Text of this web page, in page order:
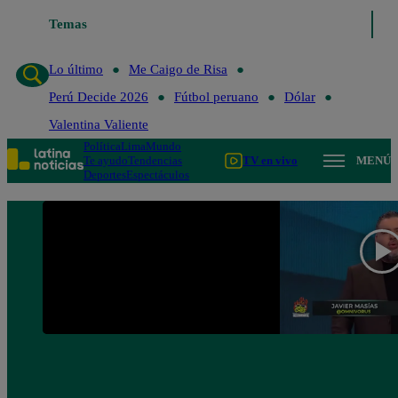
Temas
Lo último
Me Caigo de Risa
Perú Decide 2026
Fútbol peruano
Dólar
Valentina Valiente
PolíticaLimaMundo
Te ayudoTendencias
DeportesEspectáculos
TV en vivo MENÚ